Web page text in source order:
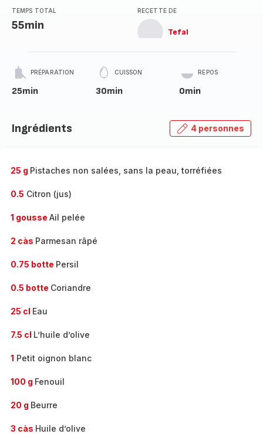
TEMPS TOTAL
55min
RECETTE DE
Tefal
PRÉPARATION
25min
CUISSON
30min
REPOS
0min
Ingrédients 4 personnes
25 g Pistaches non salées, sans la peau, torréfiées
0.5 Citron (jus)
1 gousse Ail pelée
2 càs Parmesan râpé
0.75 botte Persil
0.5 botte Coriandre
25 cl Eau
7.5 cl L’huile d’olive
1 Petit oignon blanc
100 g Fenouil
20 g Beurre
3 càs Huile d’olive